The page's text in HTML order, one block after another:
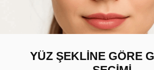
YÜZ ŞEKLİNE GÖRE